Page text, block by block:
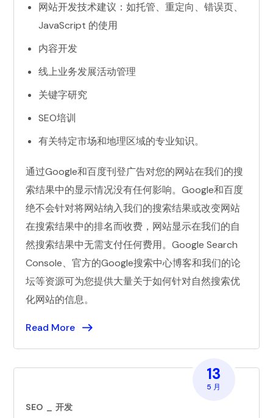
网站开发技术建议：如托管、重定向、错误页、
JavaScript 的使用
内容开发
线上业务发展活动管理
关键字研究
SEO培训
有关特定市场和地理区域的专业知识。
通过Google和百度刊登广告对您的网站在我们的搜
索结果中的显示情况没有任何影响。Google和百度
绝不会针对将网站纳入我们的搜索结果或改变网站
在搜索结果中的排名而收费，网站显示在我们的自
然搜索结果中无需支付任何费用。Google Search
Console、官方的Google搜索中心博客和我们的论
坛等资源可为您提供大量关于如何针对自然搜索优
化网站的信息。
Read More
13
5 月
SEO 开发